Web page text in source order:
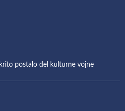
postalo del kulturne vojne